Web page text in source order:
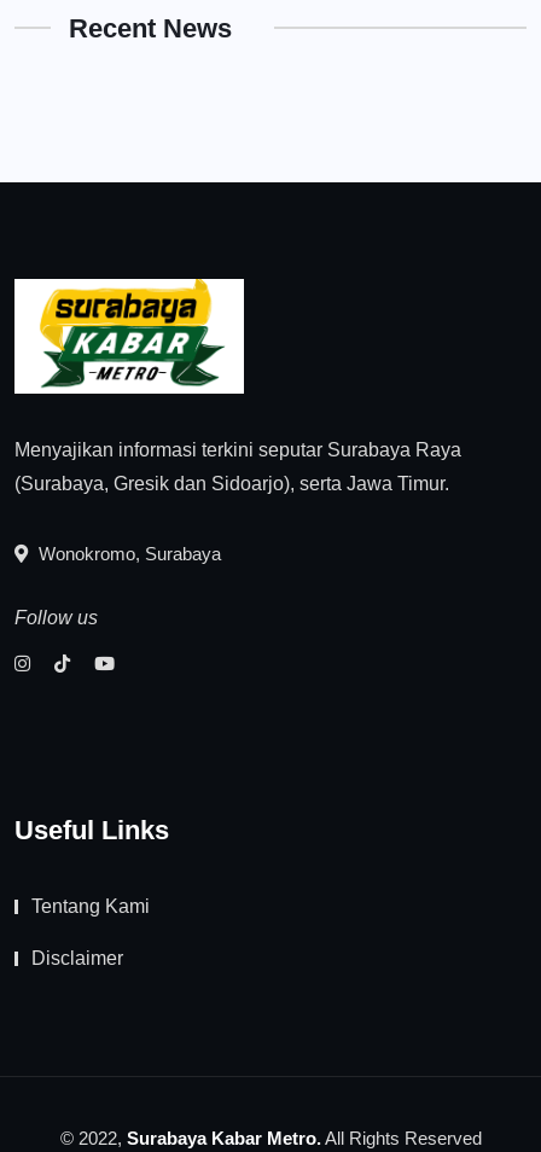
Recent News
Menyajikan informasi terkini seputar Surabaya Raya
(Surabaya, Gresik dan Sidoarjo), serta Jawa Timur.
Wonokromo, Surabaya
Follow us
Useful Links
Tentang Kami
Disclaimer
© 2022, Surabaya Kabar Metro.All Rights Reserved